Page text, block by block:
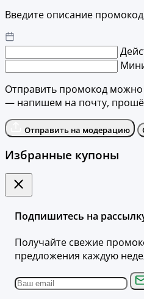
Введите описание
Отправить промокод можно
— напишем на почту,
Отправить на модерацию
Избранные купоны
Подпишитесь на
Получайте свежие
предложения каждую